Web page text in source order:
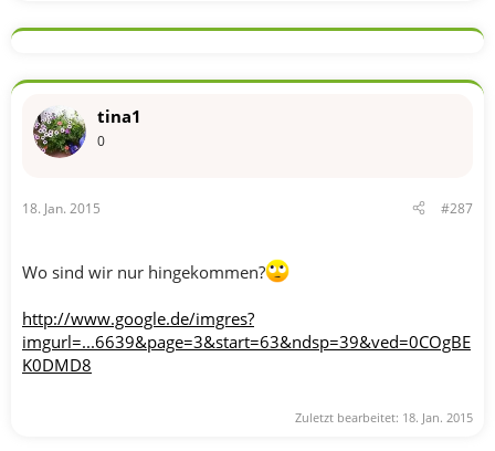
tina1
0
18. Jan. 2015 #287
Wo sind wir nur hingekommen?
http://www.google.de/imgres?
imgurl=...6639&page=3&start=63&ndsp=39&ved=0COgBE
K0DMD8
Zuletzt bearbeitet: 18. Jan. 2015